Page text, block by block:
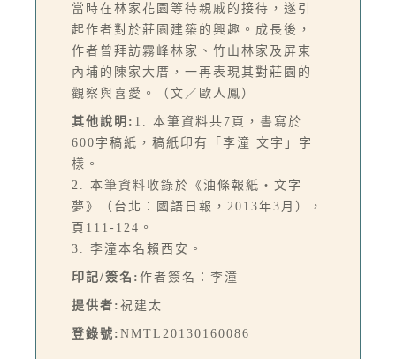
當時在林家花園等待親戚的接待，遂引
起作者對於莊園建築的興趣。成長後，
作者曾拜訪霧峰林家、竹山林家及屏東
內埔的陳家大厝，一再表現其對莊園的
觀察與喜愛。（文／歐人鳳）
其他說明: 1. 本筆資料共7頁，書寫於
600字稿紙，稿紙印有「李潼 文字」字
樣。
2. 本筆資料收錄於《油條報紙・文字
夢》（台北：國語日報，2013年3月），
頁111-124。
3. 李潼本名賴西安。
印記/簽名: 作者簽名：李潼
提供者: 祝建太
登錄號: NMTL20130160086